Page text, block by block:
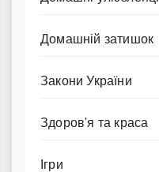
Домашній затишок
Закони України
Здоров'я та краса
Ігри